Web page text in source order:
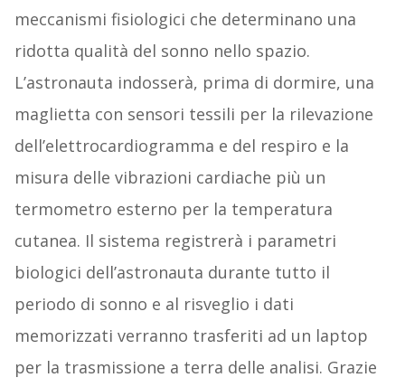
meccanismi fisiologici che determinano una
ridotta qualità del sonno nello spazio.
L’astronauta indosserà, prima di dormire, una
maglietta con sensori tessili per la rilevazione
dell’elettrocardiogramma e del respiro e la
misura delle vibrazioni cardiache più un
termometro esterno per la temperatura
cutanea. Il sistema registrerà i parametri
biologici dell’astronauta durante tutto il
periodo di sonno e al risveglio i dati
memorizzati verranno trasferiti ad un laptop
per la trasmissione a terra delle analisi. Grazie